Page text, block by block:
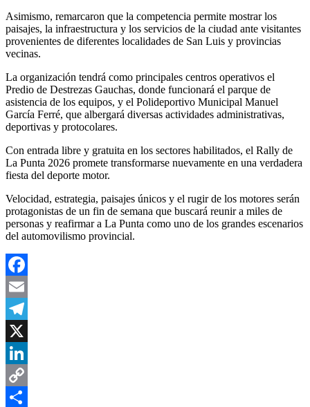
Asimismo, remarcaron que la competencia permite mostrar los
paisajes, la infraestructura y los servicios de la ciudad ante visitantes
provenientes de diferentes localidades de San Luis y provincias
vecinas.
La organización tendrá como principales centros operativos el
Predio de Destrezas Gauchas, donde funcionará el parque de
asistencia de los equipos, y el Polideportivo Municipal Manuel
García Ferré, que albergará diversas actividades administrativas,
deportivas y protocolares.
Con entrada libre y gratuita en los sectores habilitados, el Rally de
La Punta 2026 promete transformarse nuevamente en una verdadera
fiesta del deporte motor.
Velocidad, estrategia, paisajes únicos y el rugir de los motores serán
protagonistas de un fin de semana que buscará reunir a miles de
personas y reafirmar a La Punta como uno de los grandes escenarios
del automovilismo provincial.
Facebook
Email
Telegram
X
LinkedIn
Copy